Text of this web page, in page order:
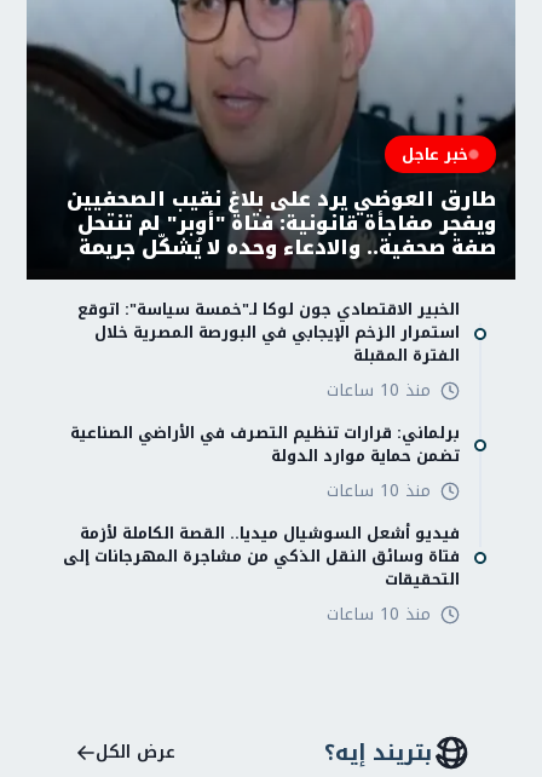
خبر عاجل
طارق العوضي يرد على بلاغ نقيب الصحفيين
ويفجر مفاجأة قانونية: فتاة "أوبر" لم تنتحل
صفة صحفية.. والادعاء وحده لا يُشكّل جريمة
الخبير الاقتصادي جون لوكا لـ"خمسة سياسة": اتوقع
استمرار الزخم الإيجابي في البورصة المصرية خلال
الفترة المقبلة
منذ 10 ساعات
برلماني: قرارات تنظيم التصرف في الأراضي الصناعية
تضمن حماية موارد الدولة
منذ 10 ساعات
فيديو أشعل السوشيال ميديا.. القصة الكاملة لأزمة
فتاة وسائق النقل الذكي من مشاجرة المهرجانات إلى
التحقيقات
منذ 10 ساعات
بتريند إيه؟ عرض الكل